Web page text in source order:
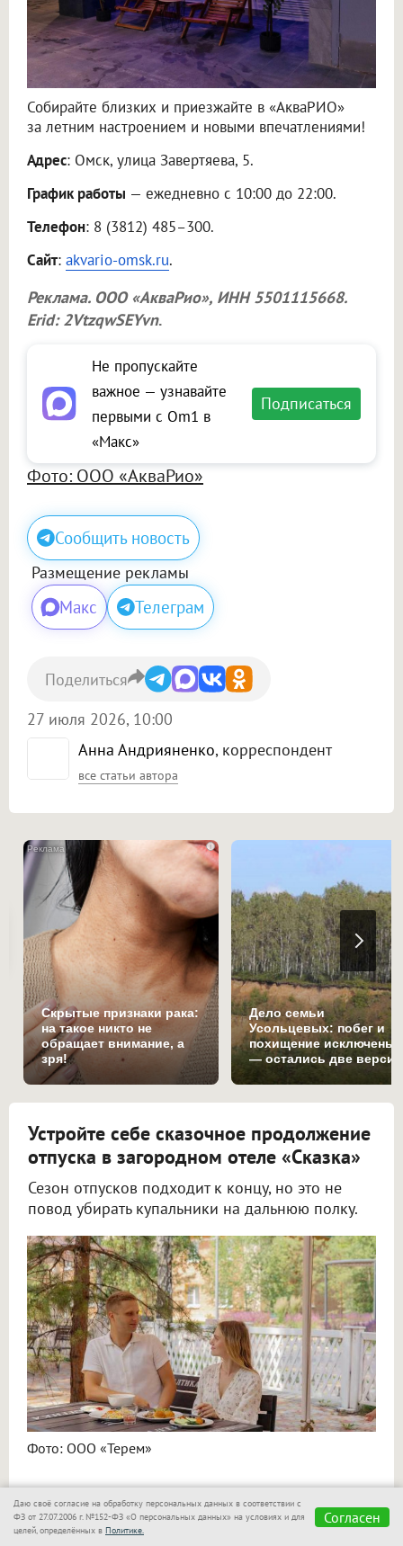
Собирайте близких и приезжайте в «АкваРИО»
за летним настроением и новыми впечатлениями!
Адрес: Омск, улица Завертяева, 5.
График работы — ежедневно с 10:00 до 22:00.
Телефон: 8 (3812) 485–300.
Сайт: akvario-omsk.ru.
Реклама. ООО «АкваРио», ИНН 5501115668.
Erid: 2VtzqwSEYvn.
Не пропускайте
важное — узнавайте
первыми с Om1 в
«Макс»
Подписаться
Фото: ООО «АкваРио»
Сообщить новость
Размещение рекламы
Макс Телеграм
Анна Андрияненко, корреспондент
все статьи автора
27 июля 2026, 10:00
Поделиться
i
Скрытые признаки рака:
на такое никто не
обращает внимание, а
зря!
Дело семьи
Усольцевых: побег и
похищение исключены
— остались две версии
Устройте себе сказочное продолжение
отпуска в загородном отеле «Сказка»
Сезон отпусков подходит к концу, но это не
повод убирать купальники на дальнюю полку.
Фото: ООО «Терем»
Продлить ощущение беззаботного отдыха можно
и в конце лета — среди тёплой воды, банного пара
и спокойной загородной атмосферы.
Даю своё согласие на обработку персональных данных в соответствии с
ФЗ от 27.07.2006 г. №152-ФЗ «О персональных данных» на условиях и для
целей, определённых в Политике.
Согласен